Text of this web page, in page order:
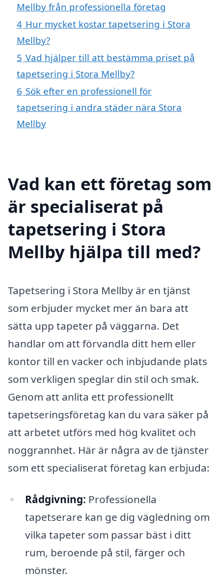
Mellby från professionella företag
4 Hur mycket kostar tapetsering i Stora
Mellby?
5 Vad hjälper till att bestämma priset på
tapetsering i Stora Mellby?
6 Sök efter en professionell för
tapetsering i andra städer nära Stora
Mellby
Vad kan ett företag som
är specialiserat på
tapetsering i Stora
Mellby hjälpa till med?
Tapetsering i Stora Mellby är en tjänst
som erbjuder mycket mer än bara att
sätta upp tapeter på väggarna. Det
handlar om att förvandla ditt hem eller
kontor till en vacker och inbjudande plats
som verkligen speglar din stil och smak.
Genom att anlita ett professionellt
tapetseringsföretag kan du vara säker på
att arbetet utförs med hög kvalitet och
noggrannhet. Här är några av de tjänster
som ett specialiserat företag kan erbjuda:
Rådgivning: Professionella
tapetserare kan ge dig vägledning om
vilka tapeter som passar bäst i ditt
rum, beroende på stil, färger och
mönster.